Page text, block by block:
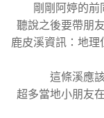
剛剛阿婷的
聽說之後要帶朋
鹿皮溪資訊：地
這條溪應
超多當地小朋友